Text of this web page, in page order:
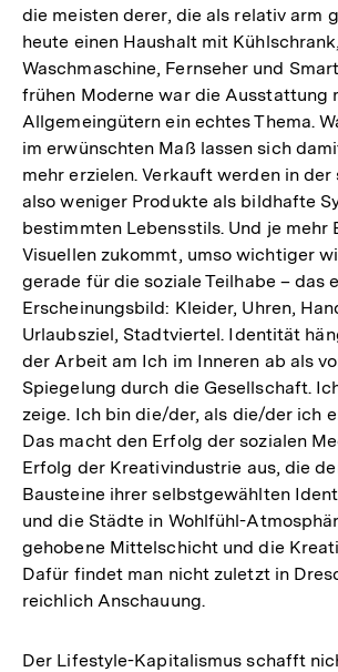
die meisten derer, die als relativ arm
heute einen Haushalt mit Kühlschrank,
Waschmaschine, Fernseher und
frühen Moderne war die Ausstattung
Allgemeingütern ein echtes Thema.
im erwünschten Maß lassen sich
mehr erzielen. Verkauft werden in
also weniger Produkte als bildhafte
bestimmten Lebensstils. Und je mehr
Visuellen zukommt, umso wichtiger
gerade für die soziale Teilhabe – das
Erscheinungsbild: Kleider, Uhren,
Urlaubsziel, Stadtviertel. Identität
der Arbeit am Ich im Inneren ab als
Spiegelung durch die Gesellschaft.
zeige. Ich bin die/der, als die/der ich
Das macht den Erfolg der sozialen
Erfolg der Kreativindustrie aus, die
Bausteine ihrer selbstgewählten
und die Städte in Wohlfühl-
gehobene Mittelschicht und die
Dafür findet man nicht zuletzt in
reichlich Anschauung.
Der Lifestyle-Kapitalismus schafft